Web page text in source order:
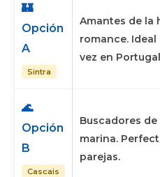
🏰
Opción
A
Sintra
Amantes de la
romance. Ideal
vez en
🌊
Opción
B
Cascais
Buscadores
marina.
parejas.